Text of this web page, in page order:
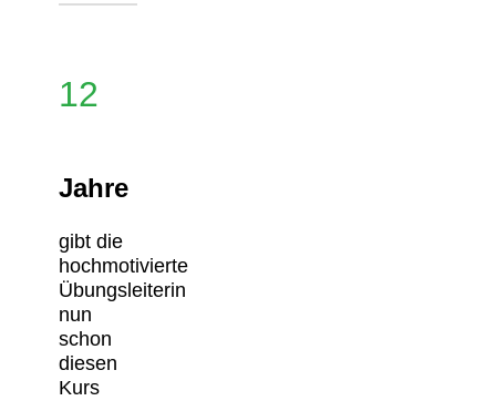
12
Jahre
gibt die
hochmotivierte
Übungsleiterin
nun
schon
diesen
Kurs